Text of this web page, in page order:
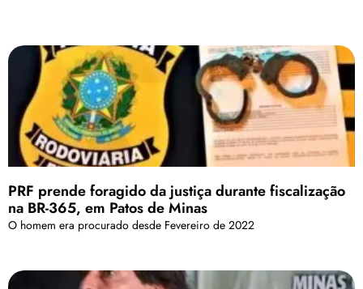
PRF prende foragido da justiça durante fiscalização
na BR-365, em Patos de Minas
O homem era procurado desde Fevereiro de 2022